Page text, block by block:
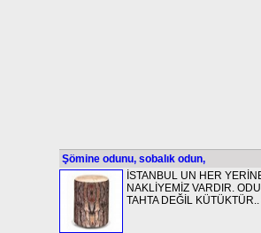
Şömine odunu, sobalık odun,
İSTANBUL UN HER
NAKLİYEMİZ VARDIR.
TAHTA DEĞİL